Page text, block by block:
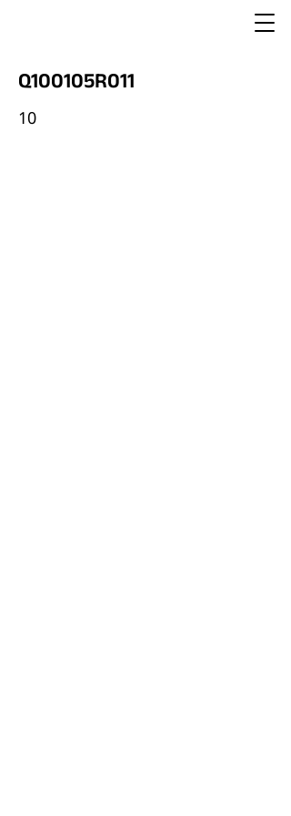
Q100105R011
10